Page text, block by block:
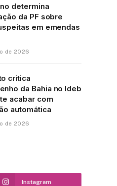
determina
da PF sobre
em emendas
de 2026
critica
da Bahia no Ideb
acabar com
automática
de 2026
Instagram